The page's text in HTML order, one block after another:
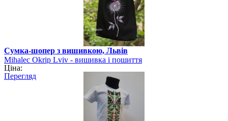
Сумка-шопер з вишивкою, Львів
Mihalec Okrip Lviv - вишивка і пошиття
Ціна:
Перегляд